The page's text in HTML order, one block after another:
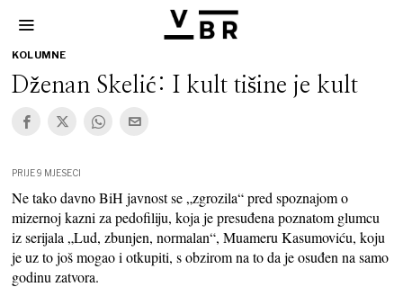
KOLUMNE
Dženan Skelić: I kult tišine je kult
PRIJE 9 MJESECI
Ne tako davno BiH javnost se „zgrozila“ pred spoznajom o
mizernoj kazni za pedofiliju, koja je presuđena poznatom glumcu
iz serijala „Lud, zbunjen, normalan“, Muameru Kasumoviću, koju
je uz to još mogao i otkupiti, s obzirom na to da je osuđen na samo
godinu zatvora.